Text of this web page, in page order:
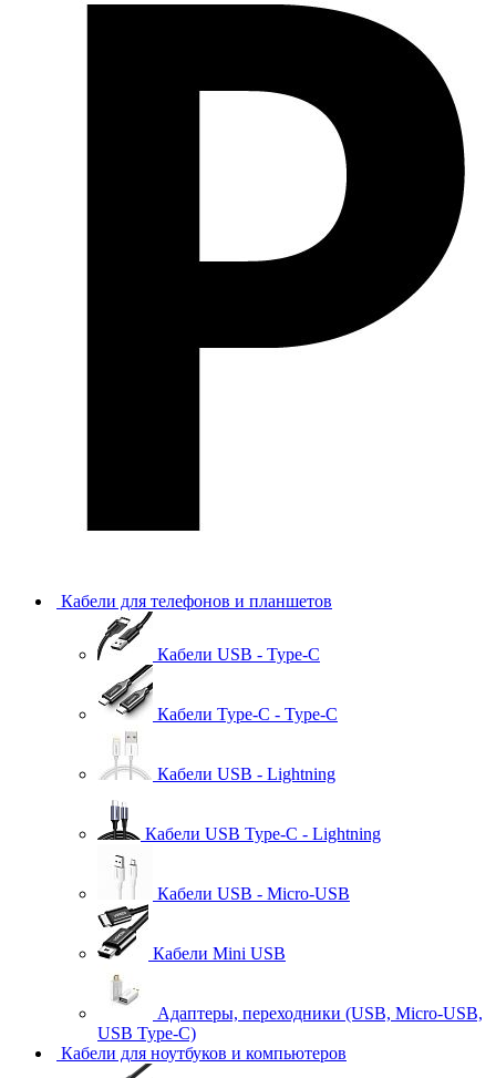
Кабели для телефонов и планшетов
Кабели USB - Type-C
Кабели Type-C - Type-C
Кабели USB - Lightning
Кабели USB Type-C - Lightning
Кабели USB - Micro-USB
Кабели Mini USB
Адаптеры, переходники (USB, Micro-USB,
USB Type-C)
Кабели для ноутбуков и компьютеров